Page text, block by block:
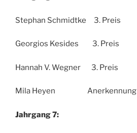
Stephan Schmidtke 3. Preis
Georgios Kesides 3. Preis
Hannah V. Wegner 3. Preis
Mila Heyen Anerkennung
Jahrgang 7: